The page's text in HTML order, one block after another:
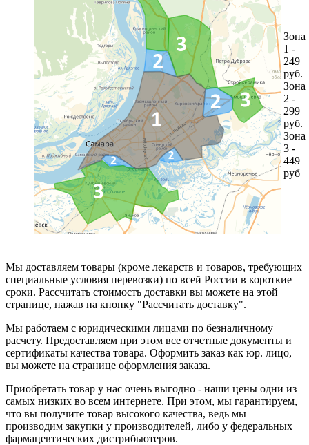
Зона
1 -
249
руб.
Зона
2 -
299
руб.
Зона
3 -
449
руб
Мы доставляем товары (кроме лекарств и товаров, требующих
специальные условия перевозки) по всей России в короткие
сроки. Рассчитать стоимость доставки вы можете на этой
странице, нажав на кнопку "Рассчитать доставку".
Мы работаем с юридическими лицами по безналичному
расчету. Предоставляем при этом все отчетные документы и
сертификаты качества товара. Оформить заказ как юр. лицо,
вы можете на странице оформления заказа.
Приобретать товар у нас очень выгодно - наши цены одни из
самых низких во всем интернете. При этом, мы гарантируем,
что вы получите товар высокого качества, ведь мы
производим закупки у производителей, либо у федеральных
фармацевтических дистрибьютеров.